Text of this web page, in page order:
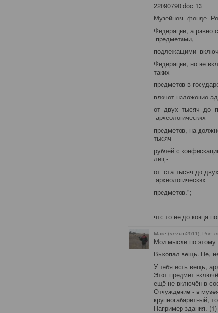
22090790.doc 13
Музейном фонде
Федерации, а равно
предметами,
подлежащими
Федерации, но не
таких
предметов в
влечет наложение
от двух тысяч до
археологических
предметов, на
тысяч
рублей с
лиц -
от ста тысяч до
археологических
предметов.";
что то не до конца
Макс (sezam2011),
Мои мысли по этому
Выкопал вещь. Не,
У тебя есть вещь,
Этот предмет
ещё не включён в
Отчуждение - в
крупногабаритный,
Например здания. (1)